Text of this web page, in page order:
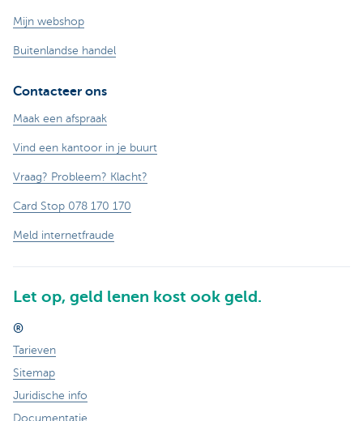
Mijn webshop
Buitenlandse handel
Contacteer ons
Maak een afspraak
Vind een kantoor in je buurt
Vraag? Probleem? Klacht?
Card Stop 078 170 170
Meld internetfraude
Let op, geld lenen kost ook geld.
®
Tarieven
Sitemap
Juridische info
Documentatie